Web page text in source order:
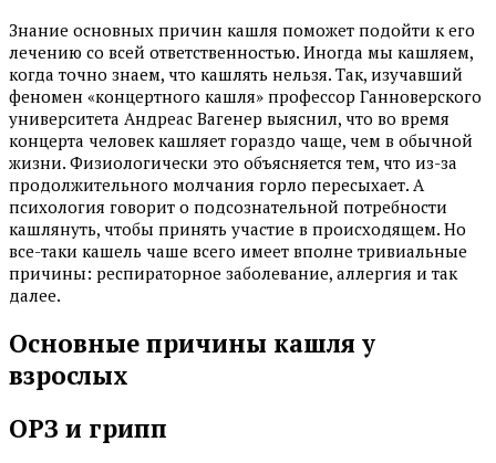
Знание основных причин кашля поможет подойти к его
лечению со всей ответственностью. Иногда мы кашляем,
когда точно знаем, что кашлять нельзя. Так, изучавший
феномен «концертного кашля» профессор Ганноверского
университета Андреас Вагенер выяснил, что во время
концерта человек кашляет гораздо чаще, чем в обычной
жизни. Физиологически это объясняется тем, что из-за
продолжительного молчания горло пересыхает. А
психология говорит о подсознательной потребности
кашлянуть, чтобы принять участие в происходящем. Но
все-таки кашель чаше всего имеет вполне тривиальные
причины: респираторное заболевание, аллергия и так
далее.
Основные причины кашля у
взрослых
ОРЗ и грипп